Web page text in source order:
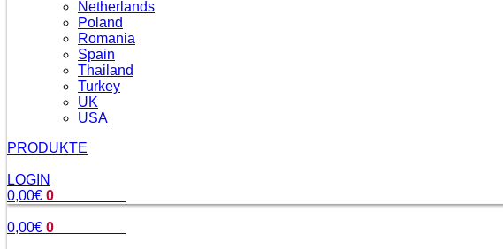
Netherlands
Poland
Romania
Spain
Thailand
Turkey
UK
USA
PRODUKTE
LOGIN
0,00€ 0
0,00€ 0